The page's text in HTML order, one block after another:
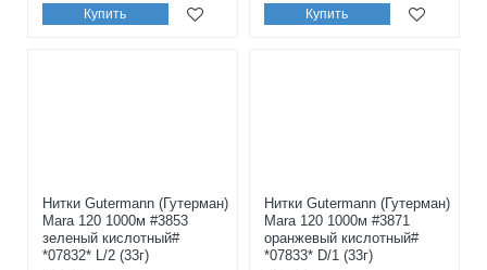
Купить Купить
Нитки Gutermann (Гутерман)
Mara 120 1000м #3853
зеленый кислотный#
*07832* L/2 (33г)
Нитки Gutermann (Гутерман)
Mara 120 1000м #3871
оранжевый кислотный#
*07833* D/1 (33г)